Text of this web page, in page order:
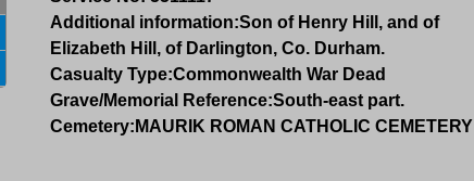
Additional information:Son of Henry Hill, and of
Elizabeth Hill, of Darlington, Co. Durham.
Casualty Type:Commonwealth War Dead
Grave/Memorial
Reference:South-east part.
Cemetery: MAURIK ROMAN CATHOLIC CEMETERY